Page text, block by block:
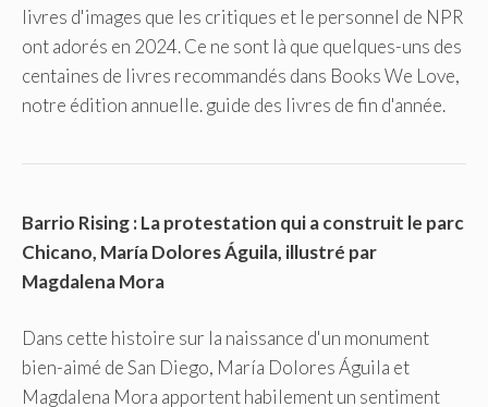
livres d'images que les critiques et le personnel de NPR
ont adorés en 2024. Ce ne sont là que quelques-uns des
centaines de livres recommandés dans Books We Love,
notre édition annuelle. guide des livres de fin d'année.
Barrio Rising : La protestation qui a construit le parc
Chicano, María Dolores Águila, illustré par
Magdalena Mora
Dans cette histoire sur la naissance d'un monument
bien-aimé de San Diego, María Dolores Águila et
Magdalena Mora apportent habilement un sentiment